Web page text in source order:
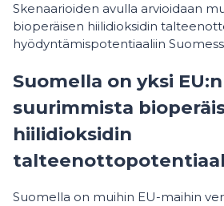
Skenaarioiden avulla arvioidaan
bioperäisen hiilidioksidin
hyödyntämispotentiaaliin
Suomella on yksi EU:n
suurimmista
hiilidioksidin
Suomella on muihin EU-maihin